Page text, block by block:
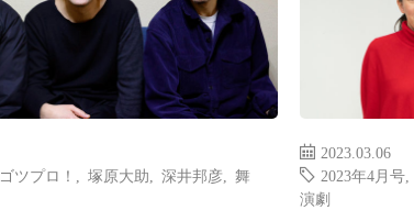
ゴツプロ！ 塚原大助 深井邦彦
舞
2023.03.06
2023年4月号
演劇